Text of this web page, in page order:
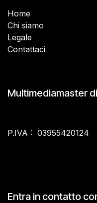
Home
Chi siamo
Legale
Contattaci
Multimediamaster
P.IVA : 03955420124
Entra in contatto